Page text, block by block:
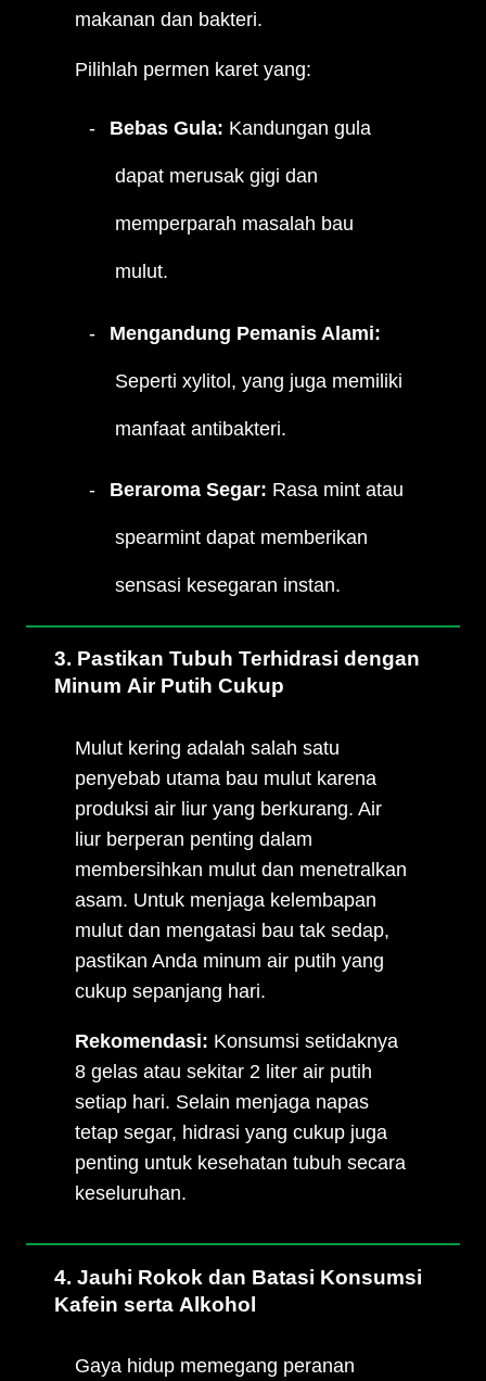
makanan dan bakteri.
Pilihlah permen karet yang:
Bebas Gula: Kandungan gula
dapat merusak gigi dan
memperparah masalah bau
mulut.
Mengandung Pemanis Alami:
Seperti xylitol, yang juga memiliki
manfaat antibakteri.
Beraroma Segar: Rasa mint atau
spearmint dapat memberikan
sensasi kesegaran instan.
3. Pastikan Tubuh Terhidrasi dengan
Minum Air Putih Cukup
Mulut kering adalah salah satu
penyebab utama bau mulut karena
produksi air liur yang berkurang. Air
liur berperan penting dalam
membersihkan mulut dan menetralkan
asam. Untuk menjaga kelembapan
mulut dan mengatasi bau tak sedap,
pastikan Anda minum air putih yang
cukup sepanjang hari.
Rekomendasi: Konsumsi setidaknya
8 gelas atau sekitar 2 liter air putih
setiap hari. Selain menjaga napas
tetap segar, hidrasi yang cukup juga
penting untuk kesehatan tubuh secara
keseluruhan.
4. Jauhi Rokok dan Batasi Konsumsi
Kafein serta Alkohol
Gaya hidup memegang peranan